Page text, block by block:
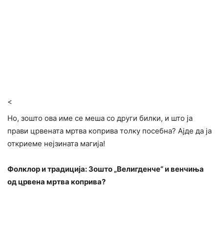
<
Но, зошто ова име се меша со други билки, и што ја
прави црвената мртва коприва толку посебна? Ајде да ја
откриеме нејзината магија!
Фолклор и традиција: Зошто „Велигденче“ и венчиња
од црвена мртва коприва?